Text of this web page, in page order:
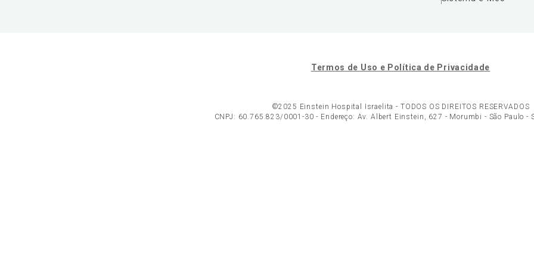
Termos de Uso e Política de Privacidade
©2025 Einstein Hospital Israelita - TODOS OS DIREITOS RESERVADOS
CNPJ: 60.765.823/0001-30 - Endereço: Av. Albert Einstein, 627 - Morumbi - São Paulo -